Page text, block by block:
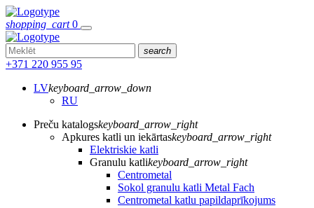
shopping_cart 0
search
+371 220 955 95
LVkeyboard_arrow_down
RU
Preču katalogskeyboard_arrow_right
Apkures katli un iekārtaskeyboard_arrow_right
Elektriskie katli
Granulu katlikeyboard_arrow_right
Centrometal
Sokol granulu katli Metal Fach
Centrometal katlu papildaprīkojums